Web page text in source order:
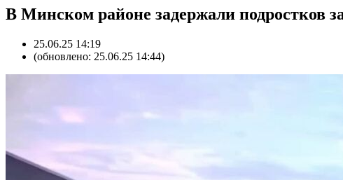
В Минском районе задержали подростков
25.06.25 14:19
(обновлено: 25.06.25 14:44)